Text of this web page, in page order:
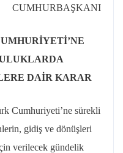
CUMHURBAŞKANI
DAİR KARAR
Cumhuriyeti’ne sürekli
gidiş ve dönüşleri
verilecek gündelik